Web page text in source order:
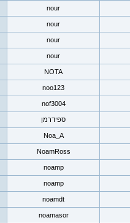
nour
nour
nour
nour
NOTA
noo123
nof3004
ספידרמן
Noa_A
NoamRoss
noamp
noamp
noamdt
noamasor